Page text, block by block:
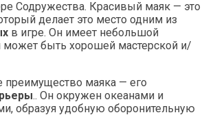
Содружества. Красивый маяк — это
делает это место одним из
в игре. Он имеет небольшой
может быть хорошей мастерской и/
преимущество маяка — его
.. Он окружен океанами и
образуя удобную оборонительную